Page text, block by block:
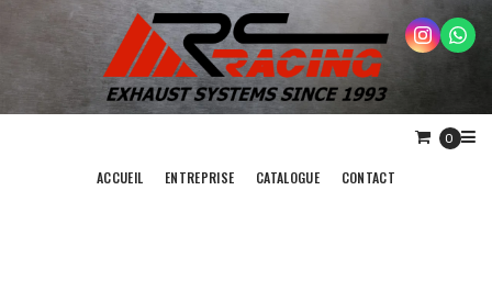
0
ACCUEIL ENTREPRISE CATALOGUE CONTACT